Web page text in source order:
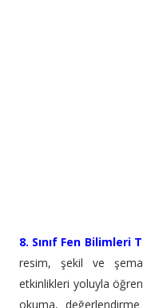
8. Sınıf Fen Bilimleri
resim, şekil ve
etkinlikleri yoluyla
okuma,